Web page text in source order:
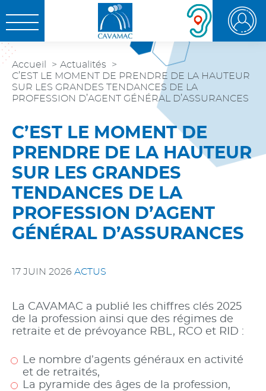
contenu
Aller au
menu
Aller à la
recherche
OUVRIR LE MENU
Accueil
Actualités
C’EST LE MOMENT DE PRENDRE DE LA HAUTEUR
SUR LES GRANDES TENDANCES DE LA
PROFESSION D’AGENT GÉNÉRAL D’ASSURANCES
C’EST LE MOMENT DE
PRENDRE DE LA HAUTEUR
SUR LES GRANDES
TENDANCES DE LA
PROFESSION D’AGENT
GÉNÉRAL D’ASSURANCES
17 JUIN 2026 ACTUS
La CAVAMAC a publié les chiffres clés 2025
de la profession ainsi que des régimes de
retraite et de prévoyance RBL, RCO et RID :
Le nombre d’agents généraux en activité
et de retraités,
La pyramide des âges de la profession,